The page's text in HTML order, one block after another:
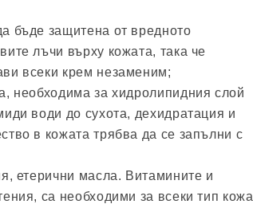
бъде защитена от вредното
лъчи върху кожата, така че
всеки крем незаменим;
необходима за хидролипидния слой
води до сухота, дехидратация и
в кожата трябва да се запълни с
етерични масла. Витамините и
са необходими за всеки тип кожа